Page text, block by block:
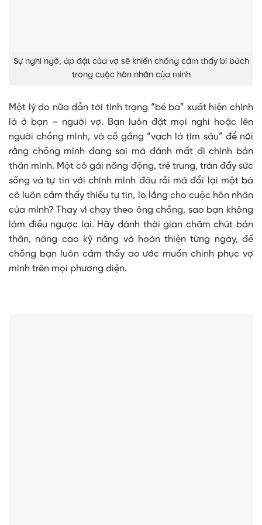
Sự nghi ngờ, áp đặt của vợ sẽ khiến chồng cảm thấy bí bách
trong cuộc hôn nhân của mình
Một lý do nữa dẫn tới tình trạng “bé ba” xuất hiện chính
là ở bạn – người vợ. Bạn luôn đặt mọi nghi hoặc lên
người chồng mình, và cố gắng “vạch lá tìm sâu” để nói
rằng chồng mình đang sai mà đánh mất đi chính bản
thân mình. Một cô gái năng động, trẻ trung, tràn đầy sức
sống và tự tin với chính mình đâu rồi mà đổi lại một bà
cô luôn cảm thấy thiếu tự tin, lo lắng cho cuộc hôn nhân
của mình? Thay vì chạy theo ông chồng, sao bạn không
làm điều ngược lại. Hãy dành thời gian chăm chút bản
thân, nâng cao kỹ năng và hoàn thiện từng ngày, để
chồng bạn luôn cảm thấy ao ước muốn chinh phục vợ
mình trên mọi phương diện.